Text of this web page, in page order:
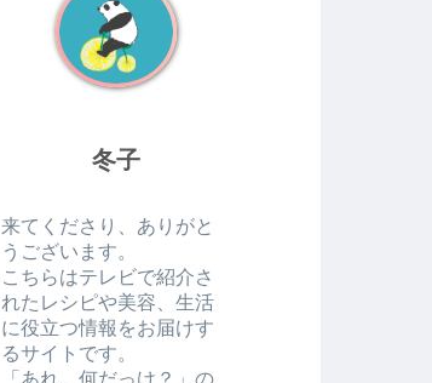
冬子
来てくださり、ありがと
うございます。
こちらはテレビで紹介さ
れたレシピや美容、生活
に役立つ情報をお届けす
るサイトです。
「あれ、何だっけ？」の